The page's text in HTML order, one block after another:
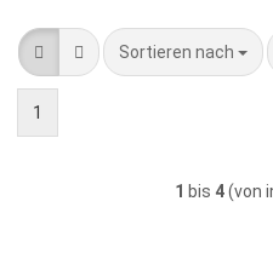
Sortieren nach
Sortieren nach
1
1 bis 4(von